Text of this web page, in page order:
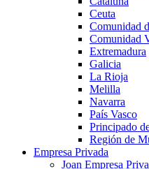
Ceuta
Comunidad
Comunidad
Extremadura
Galicia
La Rioja
Melilla
Navarra
País Vasco
Principado
Región de
Empresa Privada
Joan Empresa